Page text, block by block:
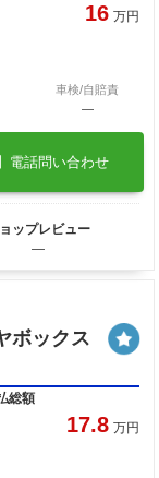
16 万円
車検/自賠責
―
電話問い合わせ
ップレビュー
―
ックス
総額
17.8 万円